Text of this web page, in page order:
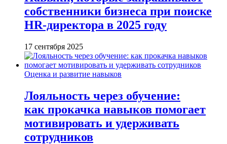
собственники бизнеса при поиске
HR-директора в 2025 году
17 сентября 2025
Оценка и развитие навыков
Лояльность через обучение:
как прокачка навыков помогает
мотивировать и удерживать
сотрудников